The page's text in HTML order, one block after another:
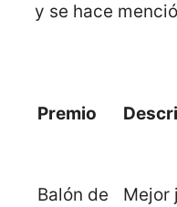
y se hace
Premio
Balón de
Mejor